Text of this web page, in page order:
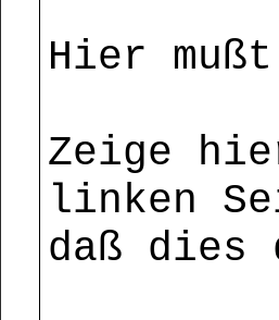
Hier
Zeige
linken
daß